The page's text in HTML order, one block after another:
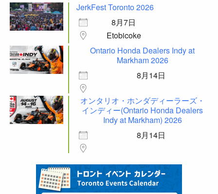
JerkFest Toronto 2026
8月7日
Etobicoke
Ontario Honda Dealers Indy at
Markham 2026
8月14日
オンタリオ・ホンダディーラーズ・
インディー(Ontario Honda Dealers
Indy at Markham) 2026
8月14日